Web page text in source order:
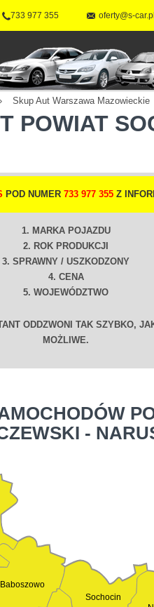
733 977 355 oferty@s-
Skup Aut Warszawa Mazowieckie
POWIAT
POD NUMER 733 977 355Z
1. MARKA POJAZDU
2. ROK PRODUKCJI
3. SPRAWNY / USZKODZONY
4. CENA
5. WOJEWÓDZTWO
ODDZWONI TAK SZYBKO,
MOŻLIWE.
-
Baboszowo
Sochocin